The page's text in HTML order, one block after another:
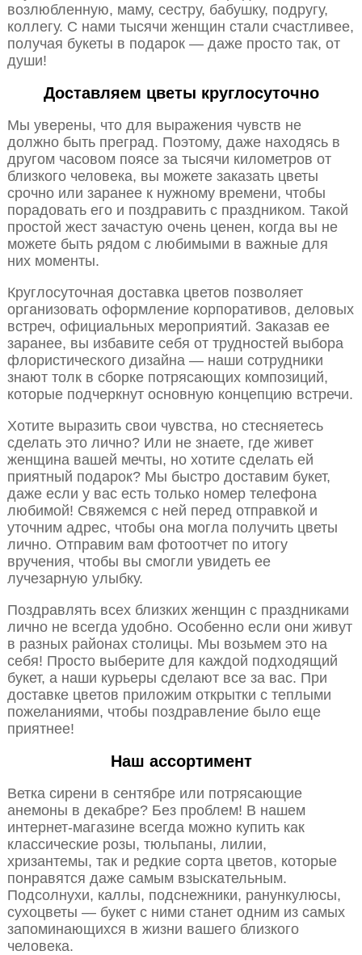
возлюбленную, маму, сестру, бабушку, подругу,
коллегу. С нами тысячи женщин стали счастливее,
получая букеты в подарок — даже просто так, от
души!
Доставляем цветы круглосуточно
Мы уверены, что для выражения чувств не
должно быть преград. Поэтому, даже находясь в
другом часовом поясе за тысячи километров от
близкого человека, вы можете заказать цветы
срочно или заранее к нужному времени, чтобы
порадовать его и поздравить с праздником. Такой
простой жест зачастую очень ценен, когда вы не
можете быть рядом с любимыми в важные для
них моменты.
Круглосуточная доставка цветов позволяет
организовать оформление корпоративов, деловых
встреч, официальных мероприятий. Заказав ее
заранее, вы избавите себя от трудностей выбора
флористического дизайна — наши сотрудники
знают толк в сборке потрясающих композиций,
которые подчеркнут основную концепцию встречи.
Хотите выразить свои чувства, но стесняетесь
сделать это лично? Или не знаете, где живет
женщина вашей мечты, но хотите сделать ей
приятный подарок? Мы быстро доставим букет,
даже если у вас есть только номер телефона
любимой! Свяжемся с ней перед отправкой и
уточним адрес, чтобы она могла получить цветы
лично. Отправим вам фотоотчет по итогу
вручения, чтобы вы смогли увидеть ее
лучезарную улыбку.
Поздравлять всех близких женщин с праздниками
лично не всегда удобно. Особенно если они живут
в разных районах столицы. Мы возьмем это на
себя! Просто выберите для каждой подходящий
букет, а наши курьеры сделают все за вас. При
доставке цветов приложим открытки с теплыми
пожеланиями, чтобы поздравление было еще
приятнее!
Наш ассортимент
Ветка сирени в сентябре или потрясающие
анемоны в декабре? Без проблем! В нашем
интернет-магазине всегда можно купить как
классические розы, тюльпаны, лилии,
хризантемы, так и редкие сорта цветов, которые
понравятся даже самым взыскательным.
Подсолнухи, каллы, подснежники, ранункулюсы,
сухоцветы — букет с ними станет одним из самых
запоминающихся в жизни вашего близкого
человека.